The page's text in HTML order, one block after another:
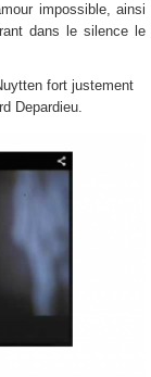
impossible, ainsi
dans le silence le
fort justement
Depardieu.